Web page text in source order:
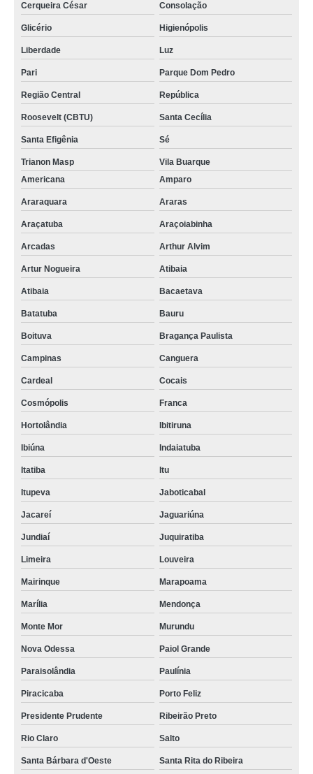
Cerqueira César Consolação
Glicério Higienópolis
Liberdade Luz
Pari Parque Dom Pedro
Região Central República
Roosevelt (CBTU) Santa Cecília
Santa Efigênia Sé
Trianon Masp
Vila Buarque
Americana
Amparo
Araraquara Araras
Araçatuba Araçoiabinha
Arcadas Arthur Alvim
Artur Nogueira Atibaia
Atibaia Bacaetava
Batatuba Bauru
Boituva Bragança Paulista
Campinas Canguera
Cardeal Cocais
Cosmópolis Franca
Hortolândia Ibitiruna
Ibiúna Indaiatuba
Itatiba Itu
Itupeva Jaboticabal
Jacareí Jaguariúna
Jundiaí Juquiratiba
Limeira Louveira
Mairinque Marapoama
Marília Mendonça
Monte Mor Murundu
Nova Odessa Paiol Grande
Paraisolândia Paulínia
Piracicaba Porto Feliz
Presidente Prudente Ribeirão Preto
Rio Claro Salto
Santa Bárbara d'Oeste Santa Rita do Ribeira